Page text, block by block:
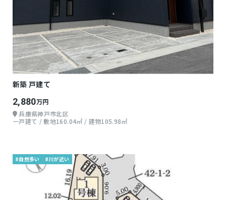
新築 戸建て
2,880万円
兵庫県神戸市北区
一戸建て / 敷地160.04㎡ / 建物105.98㎡
#自然多い #川が近い